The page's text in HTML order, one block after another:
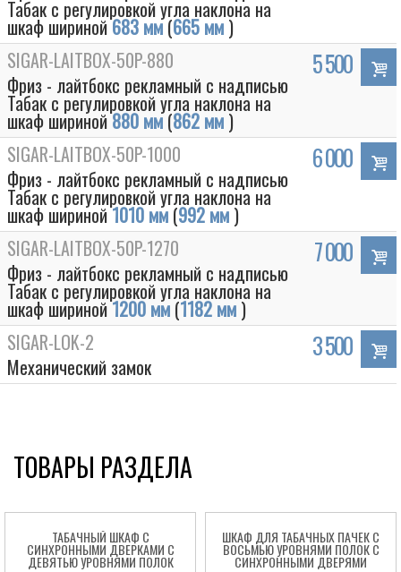
Box
Табак с регулировкой угла наклона на
шкаф шириной683 мм(665 мм )
SIGAR-LAITBOX-50P-880
Фриз - лайтбокс рекламный с надписью
Табак с регулировкой угла наклона на
шкаф шириной880 мм(862 мм )
5 500
SIGAR-LAITBOX-50P-1000
Фриз - лайтбокс рекламный с надписью
Табак с регулировкой угла наклона на
шкаф шириной1010 мм (992 мм )
6 000
SIGAR-LAITBOX-50P-1270
Фриз - лайтбокс рекламный с надписью
Табак с регулировкой угла наклона на
шкаф шириной1200 мм (1182 мм )
7 000
SIGAR-LOK-2
Механический замок
3 500
ТОВАРЫ РАЗДЕЛА
ТАБАЧНЫЙ ШКАФ С
СИНХРОННЫМИ ДВЕРКАМИ С
ДЕВЯТЬЮ УРОВНЯМИ ПОЛОК
ШКАФ ДЛЯ ТАБАЧНЫХ ПАЧЕК С
ВОСЬМЬЮ УРОВНЯМИ ПОЛОК С
СИНХРОННЫМИ ДВЕРЯМИ